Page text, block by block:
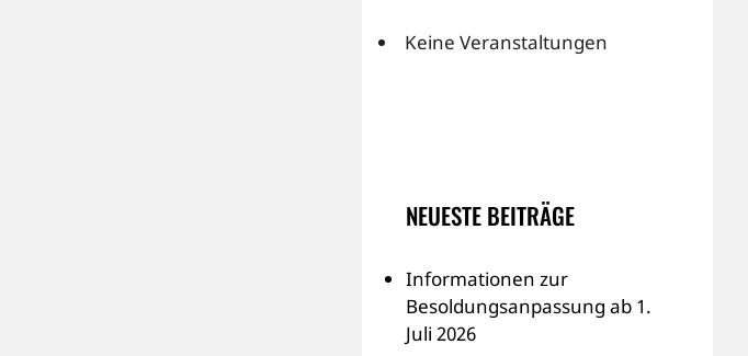
Keine Veranstaltungen
NEUESTE BEITRÄGE
Informationen zur
Besoldungsanpassung ab 1.
Juli 2026